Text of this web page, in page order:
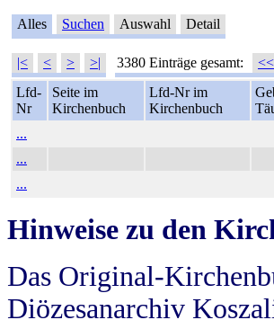
Alles Suchen Auswahl Detail
|< < > >| 3380 Einträge gesamt: <<
Lfd-
Nr
Seite im
Kirchenbuch
Lfd-Nr im
Kirchenbuch
...
...
...
Hinweise zu den
Das Original-
Diözesanarchiv